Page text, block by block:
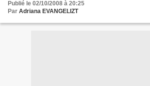
Publié le 02/10/2008 à 20:25
Par Adriana EVANGELIZT